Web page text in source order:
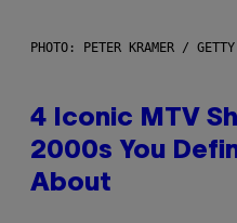
PHOTO: PETER KRAMER /
4 Iconic MTV
2000s You
About